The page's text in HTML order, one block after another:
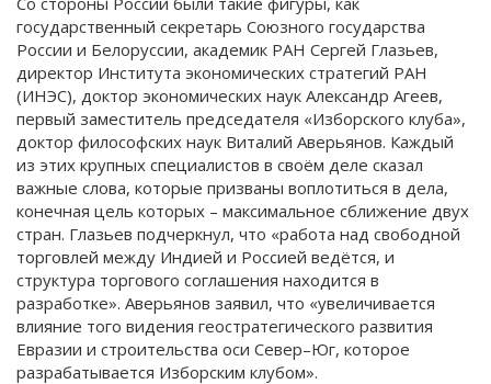
государственный секретарь Союзного государства
России и Белоруссии, академик РАН Сергей Глазьев,
директор Института экономических стратегий РАН
(ИНЭС), доктор экономических наук Александр Агеев,
первый заместитель председателя «Изборского клуба»,
доктор философских наук Виталий Аверьянов. Каждый
из этих крупных специалистов в своём деле сказал
важные слова, которые призваны воплотиться в дела,
конечная цель которых – максимальное сближение двух
стран. Глазьев подчеркнул, что «работа над свободной
торговлей между Индией и Россией ведётся, и
структура торгового соглашения находится в
разработке». Аверьянов заявил, что «увеличивается
влияние того видения геостратегического развития
Евразии и строительства оси Север–Юг, которое
разрабатывается Изборским клубом».